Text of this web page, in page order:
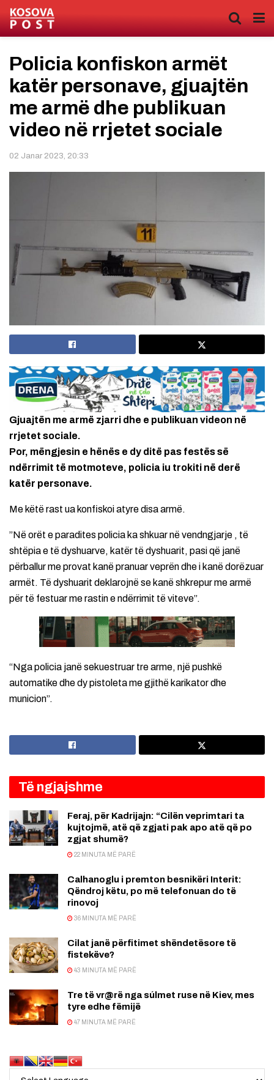
Policia konfiskon armët
katër personave, gjuajtën
me armë dhe publikuan
video në rrjetet sociale
02 Janar 2023, 20:33
Gjuajtën me armë zjarri dhe e publikuan videon në
rrjetet sociale.
Por, mëngjesin e hënës e dy ditë pas festës së
ndërrimit të motmoteve, policia iu trokiti në derë
katër personave.
Me këtë rast ua konfiskoi atyre disa armë.
”Në orët e paradites policia ka shkuar në vendngjarje , të
shtëpia e të dyshuarve, katër të dyshuarit, pasi që janë
përballur me provat kanë pranuar veprën dhe i kanë dorëzuar
armët. Të dyshuarit deklarojnë se kanë shkrepur me armë
për të festuar me rastin e ndërrimit të viteve”.
“Nga policia janë sekuestruar tre arme, një pushkë
automatike dhe dy pistoleta me gjithë karikator dhe
municion”.
Të ngjajshme
Feraj, për Kadrijajn: “Cilën veprimtari ta
kujtojmë, atë që zgjati pak apo atë që po
zgjat shumë?
22 MINUTA MË PARË
Calhanoglu i premton besnikëri Interit:
Qëndroj këtu, po më telefonuan do të
rinovoj
36 MINUTA MË PARË
Cilat janë përfitimet shëndetësore të
fistekëve?
43 MINUTA MË PARË
Tre të vr@rë nga súlmet ruse në Kiev, mes
tyre edhe fëmijë
47 MINUTA MË PARË